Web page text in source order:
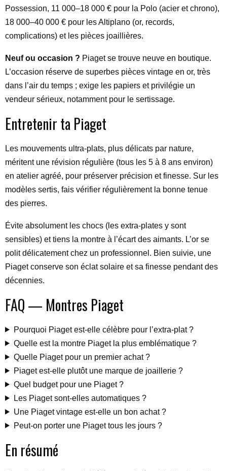
Possession, 11 000–18 000 € pour la Polo (acier et chrono),
18 000–40 000 € pour les Altiplano (or, records,
complications) et les pièces joaillières.
Neuf ou occasion ? Piaget se trouve neuve en boutique.
L’occasion réserve de superbes pièces vintage en or, très
dans l’air du temps ; exige les papiers et privilégie un
vendeur sérieux, notamment pour le sertissage.
Entretenir ta Piaget
Les mouvements ultra-plats, plus délicats par nature,
méritent une révision régulière (tous les 5 à 8 ans environ)
en atelier agréé, pour préserver précision et finesse. Sur les
modèles sertis, fais vérifier régulièrement la bonne tenue
des pierres.
Évite absolument les chocs (les extra-plates y sont
sensibles) et tiens la montre à l’écart des aimants. L’or se
polit délicatement chez un professionnel. Bien suivie, une
Piaget conserve son éclat solaire et sa finesse pendant des
décennies.
FAQ — Montres Piaget
Pourquoi Piaget est-elle célèbre pour l’extra-plat ?
Quelle est la montre Piaget la plus emblématique ?
Quelle Piaget pour un premier achat ?
Piaget est-elle plutôt une marque de joaillerie ?
Quel budget pour une Piaget ?
Les Piaget sont-elles automatiques ?
Une Piaget vintage est-elle un bon achat ?
Peut-on porter une Piaget tous les jours ?
En résumé